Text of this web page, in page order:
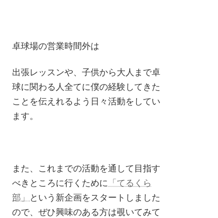
卓球場の営業時間外は
出張レッスンや、子供から大人まで卓
球に関わる人全てに僕の経験してきた
ことを伝えれるよう日々活動をしてい
ます。
また、これまでの活動を通して目指す
べきところに行くために 「てるくら
部」
という新企画をスタートしました
ので、ぜひ興味のある方は覗いてみて